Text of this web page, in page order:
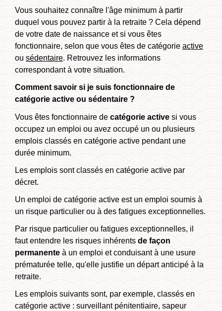
Vous souhaitez connaître l'âge minimum à partir
duquel vous pouvez partir à la retraite ? Cela dépend
de votre date de naissance et si vous êtes
fonctionnaire, selon que vous êtes de catégorie active
ou sédentaire. Retrouvez les informations
correspondant à votre situation.
Comment savoir si je suis fonctionnaire de
catégorie active ou sédentaire ?
Vous êtes fonctionnaire de catégorie active si vous
occupez un emploi ou avez occupé un ou plusieurs
emplois classés en catégorie active pendant une
durée minimum.
Les emplois sont classés en catégorie active par
décret.
Un emploi de catégorie active est un emploi soumis à
un risque particulier ou à des fatigues exceptionnelles.
Par risque particulier ou fatigues exceptionnelles, il
faut entendre les risques inhérents de façon
permanente à un emploi et conduisant à une usure
prématurée telle, qu'elle justifie un départ anticipé à la
retraite.
Les emplois suivants sont, par exemple, classés en
catégorie active : surveillant pénitentiaire, sapeur